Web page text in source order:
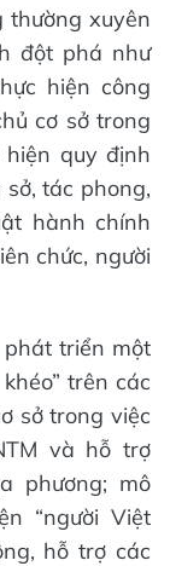
thường xuyên
đột phá như
hiện công
cơ sở trong
quy định
tác phong,
hành chính
chức, người
triển một
trên các
sở trong việc
và hỗ trợ
phương; mô
“người Việt
hỗ trợ các